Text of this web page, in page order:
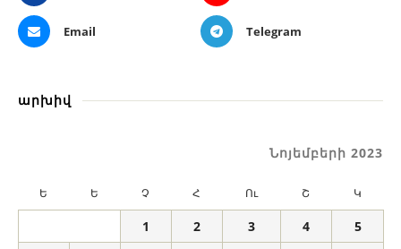
Email Telegram
արխիվ
Նոյեմբերի 2023
Ե Ե Չ Հ Ու Շ Կ
1 2 3 4
5